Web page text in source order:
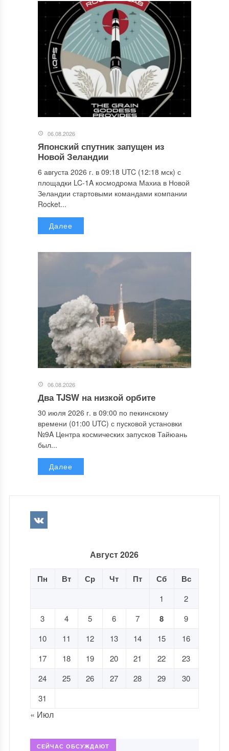
06.08.2026
Японский спутник запущен из
Новой Зеландии
6 августа 2026 г. в 09:18 UTC (12:18 мск) с
площадки LC-1A космодрома Махиа в Новой
Зеландии стартовыми командами компании
Rocket...
Далее
06.08.2026
Два TJSW на низкой орбите
30 июля 2026 г. в 09:00 по пекинскому
времени (01:00 UTC) с пусковой установки
№9A Центра космических запусков Тайюань
был...
Далее
Август 2026
Пн Вт Ср Чт Пт Сб Вс
1
2
3
4 5 6 7 8
9
10
11 12 13 14 15
16
17
18 19 20 21 22
23
24
25 26 27 28 29
30
31
« Июл
СЕЙЧАС ОБСУЖДАЮТ